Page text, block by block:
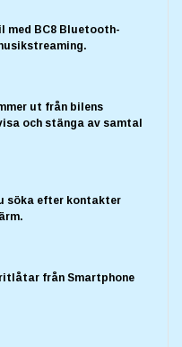
med BC8 Bluetooth-
ut från bilens
och stänga av samtal
söka efter kontakter
från Smartphone